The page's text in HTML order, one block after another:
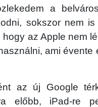
a
sokszor nem
hogy az Apple nem
ami
az új Google
ra előbb, iPad-re